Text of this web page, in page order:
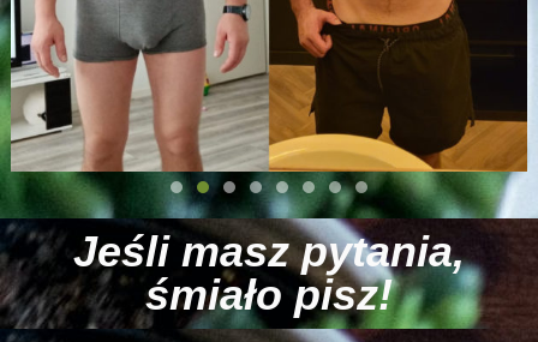
Jeśli masz pytania,
śmiało pisz!